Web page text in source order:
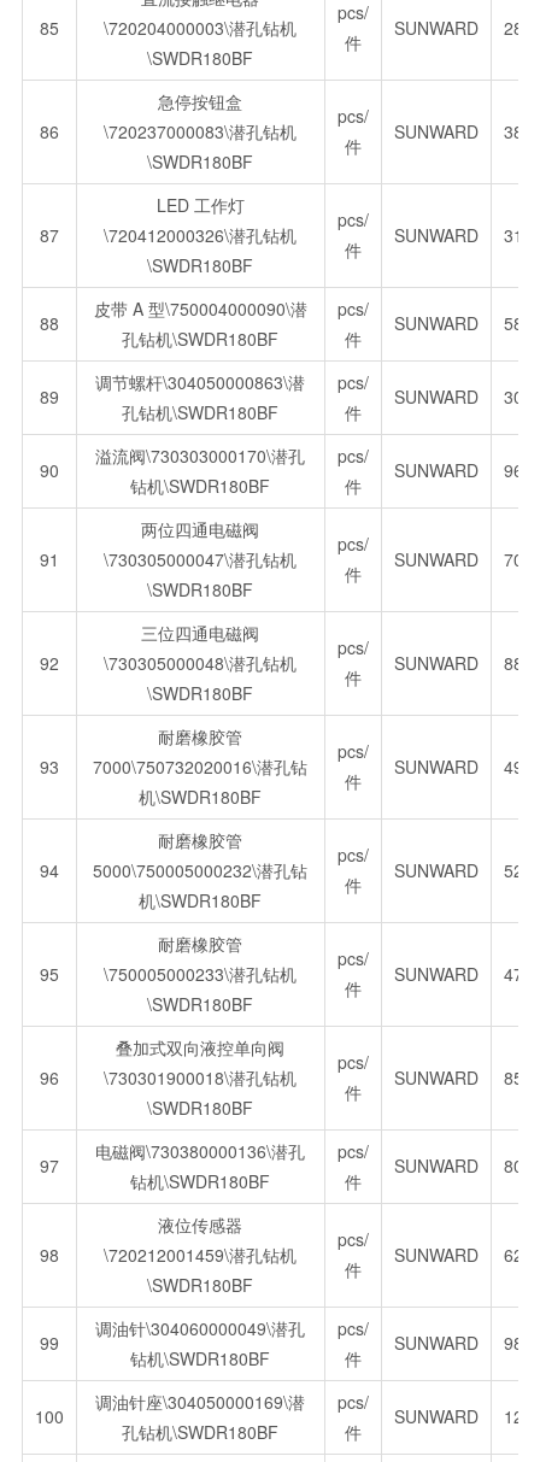
85
\720204000003\潜孔钻机
\SWDR180BF
pcs/
件
SUNWARD
86
急停按钮盒
\720237000083\潜孔钻机
\SWDR180BF
pcs/
件
SUNWARD
87
LED 工作灯
\720412000326\潜孔钻机
\SWDR180BF
pcs/
件
SUNWARD
88
皮带 A 型\750004000090\潜
孔钻机\SWDR180BF
pcs/
件
SUNWARD
89
调节螺杆\304050000863\潜
孔钻机\SWDR180BF
pcs/
件
SUNWARD
90
溢流阀\730303000170\潜孔
钻机\SWDR180BF
pcs/
件
SUNWARD
91
两位四通电磁阀
\730305000047\潜孔钻机
\SWDR180BF
pcs/
件
SUNWARD
92
三位四通电磁阀
\730305000048\潜孔钻机
\SWDR180BF
pcs/
件
SUNWARD
93
耐磨橡胶管
7000\750732020016\潜孔钻
机\SWDR180BF
pcs/
件
SUNWARD
94
耐磨橡胶管
5000\750005000232\潜孔钻
机\SWDR180BF
pcs/
件
SUNWARD
95
耐磨橡胶管
\750005000233\潜孔钻机
\SWDR180BF
pcs/
件
SUNWARD
96
叠加式双向液控单向阀
\730301900018\潜孔钻机
\SWDR180BF
pcs/
件
SUNWARD
97
电磁阀\730380000136\潜孔
钻机\SWDR180BF
pcs/
件
SUNWARD
98
液位传感器
\720212001459\潜孔钻机
\SWDR180BF
pcs/
件
SUNWARD
99
调油针\304060000049\潜孔
钻机\SWDR180BF
pcs/
件
SUNWARD
100
调油针座\304050000169\潜
孔钻机\SWDR180BF
pcs/
件
SUNWARD